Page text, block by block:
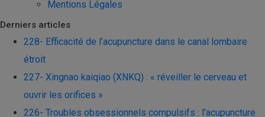
Mentions Légales
Derniers articles
228- Efficacité de l’acupuncture dans le canal lombaire
étroit
227- Xingnao kaiqiao (XNKQ) : « réveiller le cerveau et
ouvrir les orifices »
226- Troubles obsessionnels compulsifs : l’acupuncture